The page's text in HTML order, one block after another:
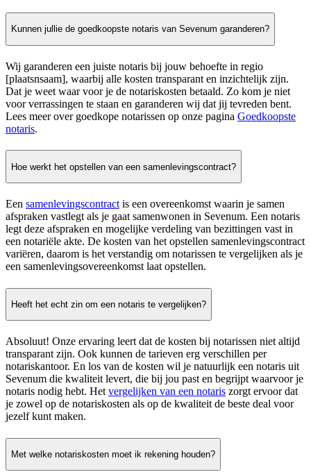
Kunnen jullie de goedkoopste notaris van Sevenum garanderen?
Wij garanderen een juiste notaris bij jouw behoefte in regio
[plaatsnsaam], waarbij alle kosten transparant en inzichtelijk zijn.
Dat je weet waar voor je de notariskosten betaald. Zo kom je niet
voor verrassingen te staan en garanderen wij dat jij tevreden bent.
Lees meer over goedkope notarissen op onze pagina Goedkoopste
notaris.
Hoe werkt het opstellen van een samenlevingscontract?
Een samenlevingscontract is een overeenkomst waarin je samen
afspraken vastlegt als je gaat samenwonen in Sevenum. Een notaris
legt deze afspraken en mogelijke verdeling van bezittingen vast in
een notariële akte. De kosten van het opstellen samenlevingscontract
variëren, daarom is het verstandig om notarissen te vergelijken als je
een samenlevingsovereenkomst laat opstellen.
Heeft het echt zin om een notaris te vergelijken?
Absoluut! Onze ervaring leert dat de kosten bij notarissen niet altijd
transparant zijn. Ook kunnen de tarieven erg verschillen per
notariskantoor. En los van de kosten wil je natuurlijk een notaris uit
Sevenum die kwaliteit levert, die bij jou past en begrijpt waarvoor je
notaris nodig hebt. Hetvergelijken van een notaris zorgt ervoor dat
je zowel op de notariskosten als op de kwaliteit de beste deal voor
jezelf kunt maken.
Met welke notariskosten moet ik rekening houden?